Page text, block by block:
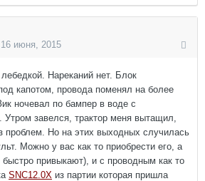
16 июня, 2015
Нареканий нет. Блок
капотом, провода поменял на более
ночевал по бампер в воде с
Утром завелся, трактор меня вытащил,
проблем. Но на этих выходных случилась
Можно у вас как то приобрести его, а
привыкают), и с проводным как то
SNC12.0X из партии которая пришла